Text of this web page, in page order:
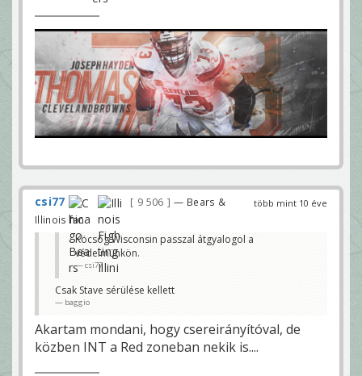
több mint 10 éve
csi77 9 506
— Bears &
Illinois fan
Köcsög Wisconsin passzal átgyalogol a
védelmünkön.
csi77
Csak Stave sérülése kellett
baggio
Akartam mondani, hogy csereirányítóval, de
közben INT a Red zoneban nekik is....